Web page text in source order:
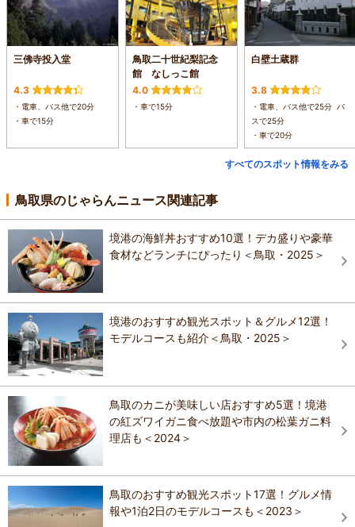
三佛寺投入堂
4.3
・電車、バス他で20分
・車で15分
鳥取二十世紀梨記念
館 なしっこ館
4.0
・車で15分
白壁土蔵群
3.8
・電車、バス他で25分 バ
スで25分
・車で20分
すべてのスポット情報をみる
鳥取県のじゃらんニュース関連記事
境港の海鮮丼おすすめ10選！デカ盛りや豪華
食材などランチにぴったり＜鳥取・2025＞
境港のおすすめ観光スポット＆グルメ12選！
モデルコースも紹介＜鳥取・2025＞
鳥取のカニが美味しい店おすすめ5選！境港
の紅ズワイガニ食べ放題や市内の松葉ガニ料
理店も＜2024＞
鳥取のおすすめ観光スポット17選！グルメ情
報や1泊2日のモデルコースも＜2023＞